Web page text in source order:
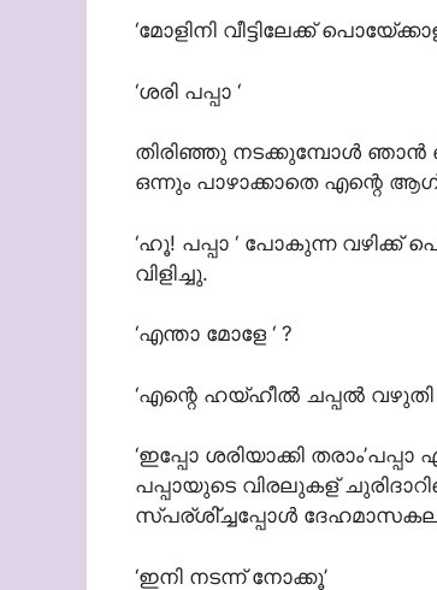
‘മോളിനി വീട്ടിലേക്ക്
‘ശരി പപ്പാ ‘
തിരിഞ്ഞു നടക്കുമ്പോള്‍ ഞാന്‍
ഒന്നും പാഴാക്കാതെ എന്റെ
‘ഹൂ! പപ്പാ ‘ പോകുന്ന വഴിക്ക്
വിളിച്ചു.
‘എന്താ മോളേ ‘ ?
‘എന്റെ ഹയ്ഹീല്‍ ചപ്പല്‍
‘ഇപ്പോ ശരിയാക്കി
പപ്പായുടെ വിരലുകള്
സ്പര്ശി്ച്ചപ്പോള്‍
‘ഇനി നടന്ന് നോക്കൂ’